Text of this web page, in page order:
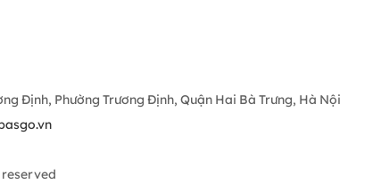
Định, Phường Trương Định, Quận Hai Bà Trưng, Hà Nội